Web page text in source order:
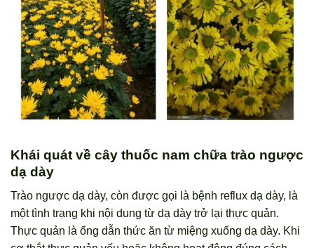
Khái quát về cây thuốc nam chữa trào ngược
dạ dày
Trào ngược dạ dày, còn được gọi là bệnh reflux dạ dày, là
một tình trạng khi nội dung từ dạ dày trở lại thực quản.
Thực quản là ống dẫn thức ăn từ miệng xuống dạ dày. Khi